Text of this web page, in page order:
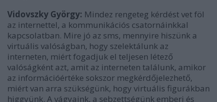
Vidovszky György: Mindez rengeteg kérdést vet föl
az internettel, a kommunikációs csatornáinkkal
kapcsolatban. Mire jó az sms, mennyire hiszünk a
virtuális valóságban, hogy szelektálunk az
interneten, miért fogadjuk el teljesen létező
valóságként azt, amit az interneten találunk, amikor
az információértéke sokszor megkérdőjelezhető,
miért van arra szükségünk, hogy virtuális figurákban
higgyünk. A vágyaink, a sebzettségünk emberi és